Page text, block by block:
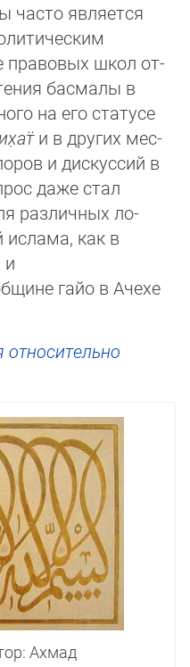
часто является
правовых школ от­
басмалы в
на его статусе
и в других мес­
и дискуссий в
даже стал
различных ло­
ислама, как в
и
гайо в Ачехе
относительно
Ахмад